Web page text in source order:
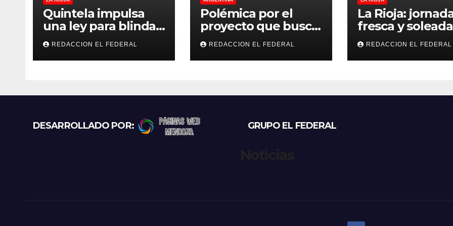
Quintela impulsa
una ley para blindar
las tierras rurales de
La Rioja: cuáles son
los principales
REDACCION EL FEDERAL
Polémica por el
proyecto que busca
regular criaderos y
refugios de perros y
gatos: denuncian
REDACCION EL FEDERAL
La Rioja:
fresca y soleada
este jueves, con
temperaturas
estables para el
REDACCION EL FEDERAL
DESARROLLADO POR: GRUPO EL FEDERAL